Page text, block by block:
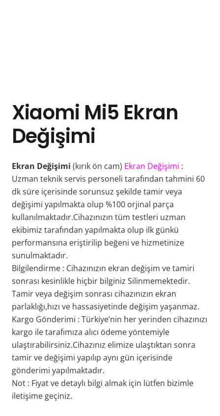
Xiaomi Mi5 Ekran
Değişimi
Ekran Değişimi (kırık ön cam) Ekran Değişimi :
Uzman teknik servis personeli tarafından tahmini 60
dk süre içerisinde sorunsuz şekilde tamir veya
değişimi yapılmakta olup %100 orjinal parça
kullanılmaktadır.Cihazınızın tüm testleri uzman
ekibimiz tarafından yapılmakta olup ilk günkü
performansına eriştirilip beğeni ve hizmetinize
sunulmaktadır.
Bilgilendirme : Cihazınızın ekran değişim ve tamiri
sonrası kesinlikle hiçbir bilginiz Silinmemektedir.
Tamir veya değişim sonrası cihazınızın ekran
parlaklığı,hızı ve hassasiyetinde değişim yaşanmaz.
Kargo Gönderimi : Türkiye’nin her yerinden cihazınızı
kargo ile tarafımıza alıcı ödeme yöntemiyle
ulaştırabilirsiniz.Cihazınız elimize ulaştıktan sonra
tamir ve değişimi yapılıp aynı gün içerisinde
gönderimi yapılmaktadır.
Not : Fiyat ve detaylı bilgi almak için lütfen bizimle
iletişime geçiniz.